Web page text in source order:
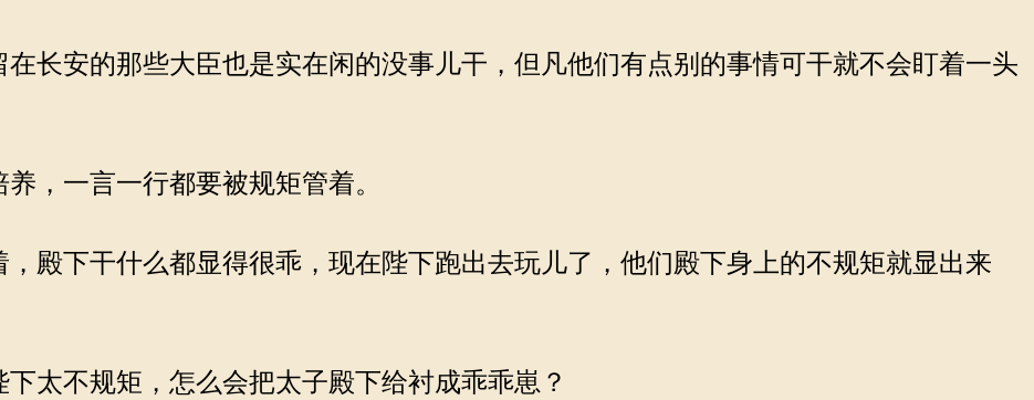
长安的那些大臣也是实在闲的没事儿干，但凡他们有点别的事情可干就不会盯着一头
，一言一行都要被规矩管着。
殿下干什么都显得很乖，现在陛下跑出去玩儿了，他们殿下身上的不规矩就显出来
太不规矩，怎么会把太子殿下给衬成乖乖崽？